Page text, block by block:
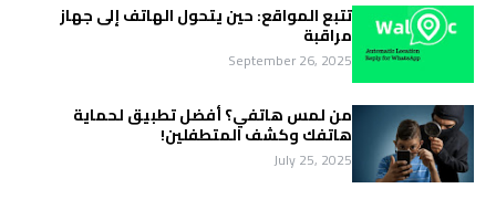
تتبع المواقع: حين يتحول الهاتف إلى جهاز
مراقبة
September 26, 2025
من لمس هاتفي؟ أفضل تطبيق لحماية
هاتفك وكشف المتطفلين!
July 25, 2025